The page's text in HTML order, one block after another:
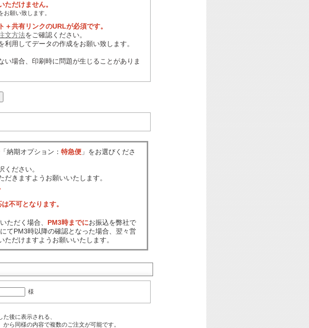
だけません。
願い致します。
＋共有リンクのURLが必須です。
文方法をご確認ください。
利用してデータの作成をお願い致します。
い場合、印刷時に問題が生じることがありま
「納期オプション： 特急便 」をお選びくださ
ください。
きますようお願いいたします。
不可となります。
ただく場合、 PM3時までにお振込を弊社で
てPM3時以降の確認となった場合、翌々営
だけますようお願いいたします。
様
後に表示される、
ら同様の内容で複数のご注文が可能です。